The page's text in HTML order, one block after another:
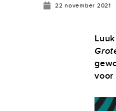
22 november 2021
voor